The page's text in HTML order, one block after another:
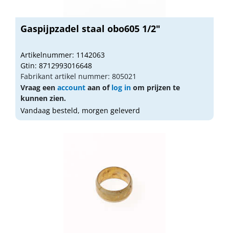
Gaspijpzadel staal obo605 1/2"
Artikelnummer: 1142063
Gtin: 8712993016648
Fabrikant artikel nummer: 805021
Vraag een account aan of log in om prijzen te
kunnen zien.
Vandaag besteld, morgen geleverd